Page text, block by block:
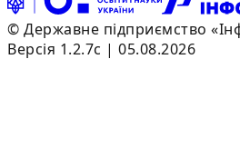
© Державне підприємство
Версія 1.2.7c | 05.08.2026